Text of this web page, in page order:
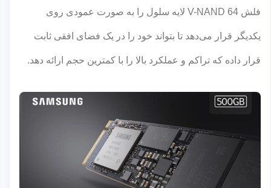
فلش V-NAND 64 لایه سلول را به صورت عمودی روی
یکدیگر قرار می‌دهد تا بتواند خود را در یک فضای افقی ثابت
قرار داده که تراکم و عملکرد بالا را با کمترین حجم ارائه دهد.